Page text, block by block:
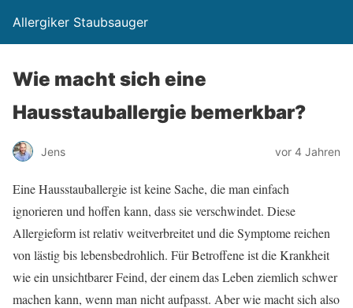
Allergiker Staubsauger
Wie macht sich eine
Hausstauballergie bemerkbar?
Jens vor 4 Jahren
Eine Hausstauballergie ist keine Sache, die man einfach
ignorieren und hoffen kann, dass sie verschwindet. Diese
Allergieform ist relativ weitverbreitet und die Symptome reichen
von lästig bis lebensbedrohlich. Für Betroffene ist die Krankheit
wie ein unsichtbarer Feind, der einem das Leben ziemlich schwer
machen kann, wenn man nicht aufpasst. Aber wie macht sich also